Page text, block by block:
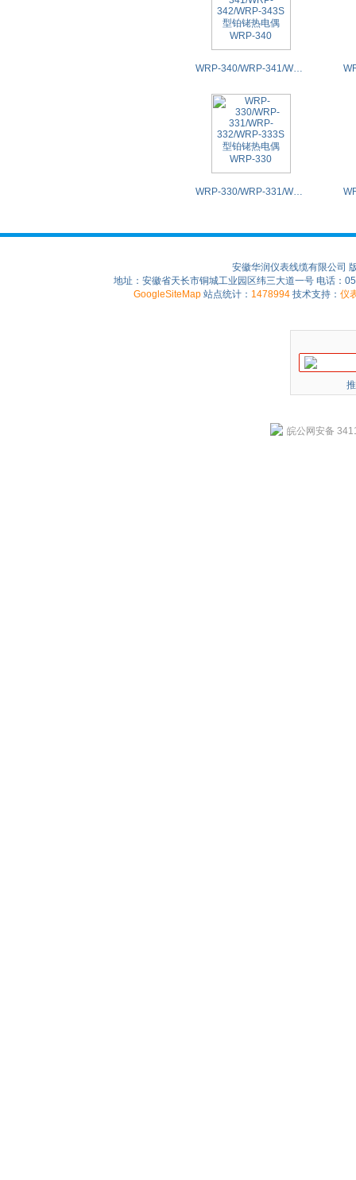
WRP-340/WRP-341/WRP-342/WRP-343S型铂铑热电偶WRP-340
WRP-330/WRP-331/WRP-332/WRP-333S型铂铑热电偶WRP-330
安徽华润仪表线缆有限公司
地址：安徽省天长市铜城工业园区纬三大道一号 电话：
GoogleSiteMap 站点统计： 1478994 技术支持： 仪
皖公网安备